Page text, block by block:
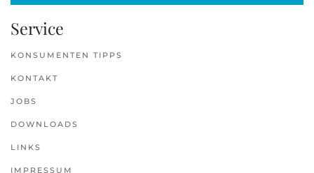
Service
KONSUMENTEN TIPPS
KONTAKT
JOBS
DOWNLOADS
LINKS
IMPRESSUM